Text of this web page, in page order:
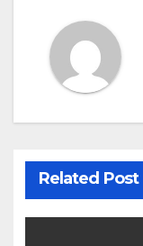
Related Post